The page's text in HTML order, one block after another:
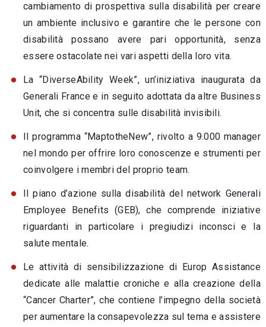
cambiamento di prospettiva sulla disabilità per creare
un ambiente inclusivo e garantire che le persone con
disabilità possano avere pari opportunità, senza
essere ostacolate nei vari aspetti della loro vita.
La “DiverseAbility Week”, un’iniziativa inaugurata da
Generali France e in seguito adottata da altre Business
Unit, che si concentra sulle disabilità invisibili.
Il programma “MaptotheNew”, rivolto a 9.000 manager
nel mondo per offrire loro conoscenze e strumenti per
coinvolgere i membri del proprio team.
Il piano d’azione sulla disabilità del network Generali
Employee Benefits (GEB), che comprende iniziative
riguardanti in particolare i pregiudizi inconsci e la
salute mentale.
Le attività di sensibilizzazione di Europ Assistance
dedicate alle malattie croniche e alla creazione della
“Cancer Charter”, che contiene l’impegno della società
per aumentare la consapevolezza sul tema e assistere